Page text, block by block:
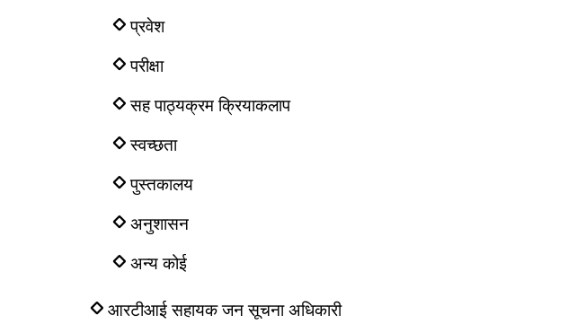
प्रवेश
परीक्षा
सह पाठ्यक्रम क्रियाकलाप
स्वच्छता
पुस्तकालय
अनुशासन
अन्य कोई
आरटीआई सहायक जन सूचना अधिकारी